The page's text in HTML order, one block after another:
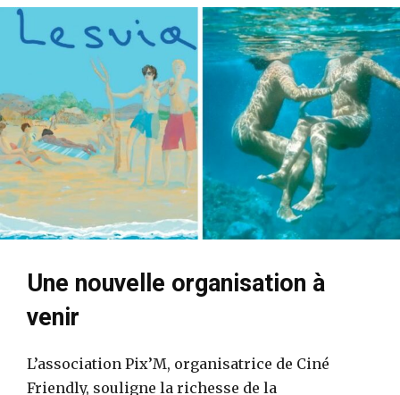
Une nouvelle organisation à
venir
L’association Pix’M, organisatrice de Ciné
Friendly, souligne la richesse de la